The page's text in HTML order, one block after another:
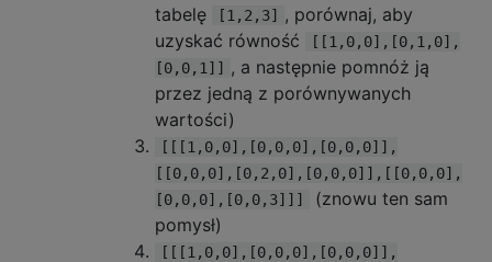
tabelę
[1,2,3]
, porównaj, aby
uzyskać równość
[[1,0,0],[0,1,0],
[0,0,1]]
, a następnie pomnóż ją
przez jedną z porównywanych
wartości)
[[[1,0,0],[0,0,0],[0,0,0]],
[[0,0,0],[0,2,0],[0,0,0]],[[0,0,0],
[0,0,0],[0,0,3]]]
(znowu ten sam
pomysł)
[[[1,0,0],[0,0,0],[0,0,0]],